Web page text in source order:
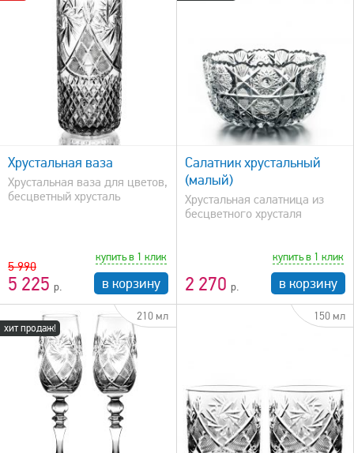
Хрустальная ваза
Хрустальная ваза для цветов,
бесцветный хрусталь
5 990
5 225
купить в 1 клик
в корзину
быстрый просмотр
Салатник хрустальный
(малый)
Хрустальная салатница из
бесцветного хрусталя
2 270
купить в 1 клик
в корзину
хит продаж!
210 мл 150 мл